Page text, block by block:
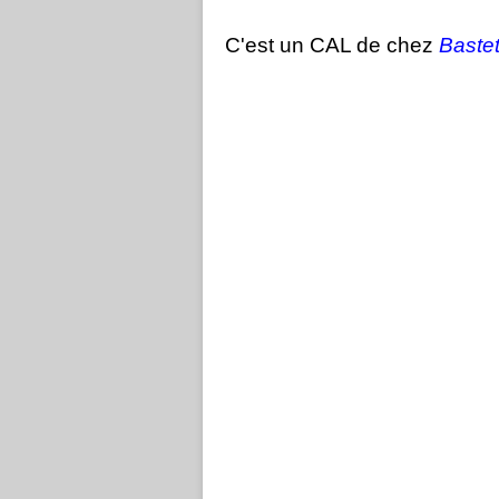
C'est un CAL de chez Bastet